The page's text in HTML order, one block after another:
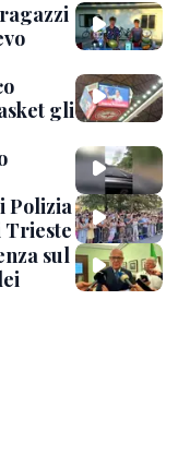
gli
Polizia
Trieste
sul